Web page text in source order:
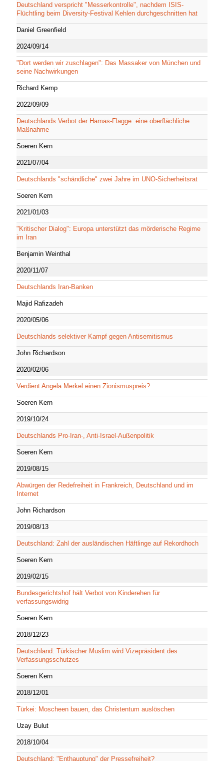
Deutschland verspricht "Messerkontrolle", nachdem ISIS-
Flüchtling beim Diversity-Festival Kehlen durchgeschnitten hat
Daniel Greenfield
2024/09/14
"Dort werden wir zuschlagen": Das Massaker von München und
seine Nachwirkungen
Richard Kemp
2022/09/09
Deutschlands Verbot der Hamas-Flagge: eine oberflächliche
Maßnahme
Soeren Kern
2021/07/04
Deutschlands "schändliche" zwei Jahre im UNO-Sicherheitsrat
Soeren Kern
2021/01/03
"Kritischer Dialog": Europa unterstützt das mörderische Regime
im Iran
Benjamin Weinthal
2020/11/07
Deutschlands Iran-Banken
Majid Rafizadeh
2020/05/06
Deutschlands selektiver Kampf gegen Antisemitismus
John Richardson
2020/02/06
Verdient Angela Merkel einen Zionismuspreis?
Soeren Kern
2019/10/24
Deutschlands Pro-Iran-, Anti-Israel-Außenpolitik
Soeren Kern
2019/08/15
Abwürgen der Redefreiheit in Frankreich, Deutschland und im
Internet
John Richardson
2019/08/13
Deutschland: Zahl der ausländischen Häftlinge auf Rekordhoch
Soeren Kern
2019/02/15
Bundesgerichtshof hält Verbot von Kinderehen für
verfassungswidrig
Soeren Kern
2018/12/23
Deutschland: Türkischer Muslim wird Vizepräsident des
Verfassungsschutzes
Soeren Kern
2018/12/01
Türkei: Moscheen bauen, das Christentum auslöschen
Uzay Bulut
2018/10/04
Deutschland: "Enthauptung" der Pressefreiheit?